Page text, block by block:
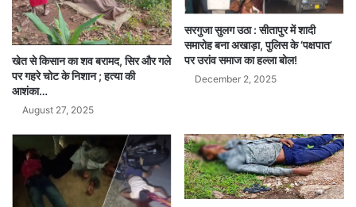
खेत से किसान का शव बरामद, सिर और गले
पर गहरे चोट के निशान ; हत्या की
आशंका…
August 27, 2025
सरगुजा सुलग उठा : सीतापुर में शादी
समारोह बना अखाड़ा, पुलिस के ‘पक्षपात’
पर उरांव समाज का हल्ला बोल!
December 2, 2025